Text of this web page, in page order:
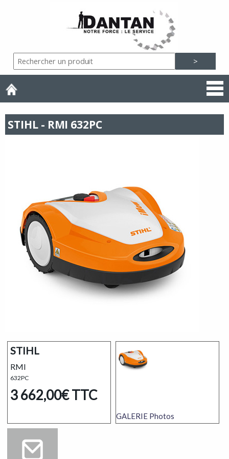
STIHL - RMI 632PC
STIHL
RMI
632PC
3 662,00€TTC
GALERIEPhotos